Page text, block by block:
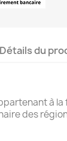
Détails du
à la
des